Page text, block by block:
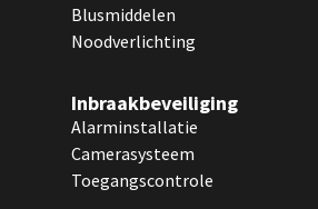
Blusmiddelen
Noodverlichting
Inbraakbeveiliging
Alarminstallatie
Camerasysteem
Toegangscontrole